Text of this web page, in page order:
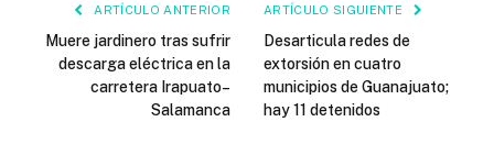
ARTÍCULO ANTERIOR
Muere jardinero tras sufrir
descarga eléctrica en la
carretera Irapuato–
Salamanca
ARTÍCULO SIGUIENTE
Desarticula redes de
extorsión en cuatro
municipios de Guanajuato;
hay 11 detenidos